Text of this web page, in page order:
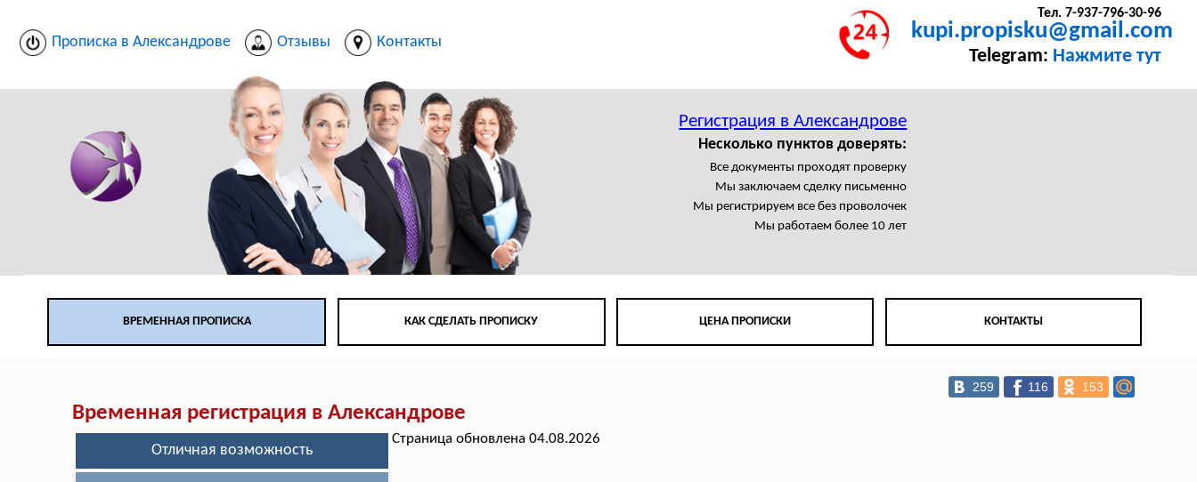
Прописка в Александрове Отзывы Контакты
Тел. 7-937-796-30-96
kupi.propisku@gmail.com
Telegram: Нажмите тут
Регистрация в Александрове
Несколько пунктов доверять:
Все документы проходят проверку
Мы заключаем сделку письменно
Мы регистрируем все без проволочек
Мы работаем более 10 лет
ВРЕМЕННАЯ ПРОПИСКА КАК СДЕЛАТЬ ПРОПИСКУ ЦЕНА ПРОПИСКИ КОНТАКТЫ
259 116 153
Временная регистрация в Александрове
Отличная возможность
Страница обновлена 04.08.2026